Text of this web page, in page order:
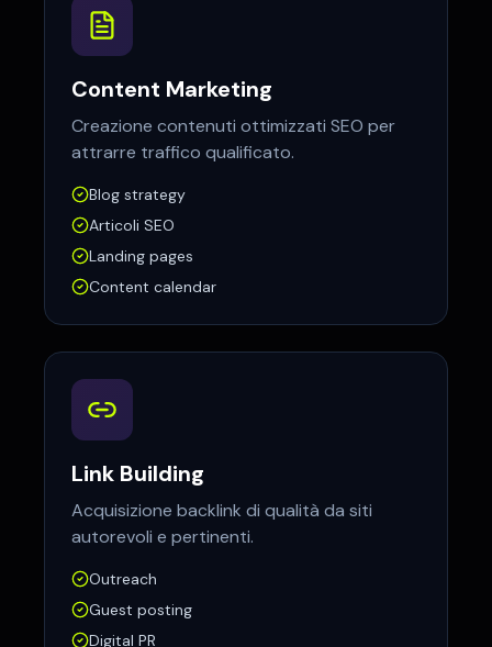
Content Marketing
Creazione contenuti ottimizzati SEO per
attrarre traffico qualificato.
Blog strategy
Articoli SEO
Landing pages
Content calendar
Link Building
Acquisizione backlink di qualità da siti
autorevoli e pertinenti.
Outreach
Guest posting
Digital PR